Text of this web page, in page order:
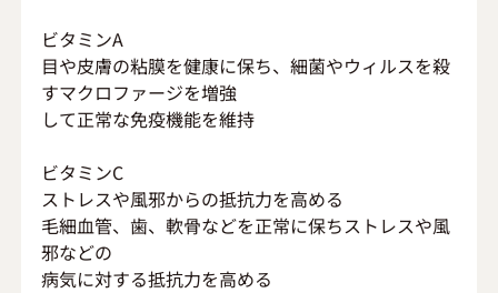
ビタミンA
目や皮膚の粘膜を健康に保ち、細菌やウィルスを殺
すマクロファージを増強
して正常な免疫機能を維持
ビタミンC
ストレスや風邪からの抵抗力を高める
毛細血管、歯、軟骨などを正常に保ちストレスや風
邪などの
病気に対する抵抗力を高める